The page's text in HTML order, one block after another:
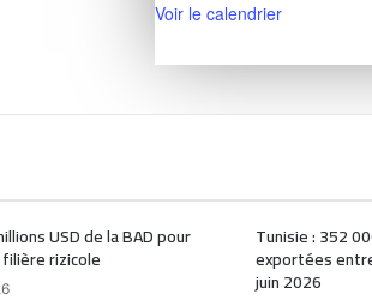
Voir le calendrier
USD de la BAD pour
rizicole
Tunisie : 352
exportées
juin 2026